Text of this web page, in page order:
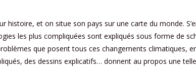
et on situe son pays sur une carte du monde.
les plus compliquées sont expliqués sous forme de
que posent tous ces changements climatiques,
des dessins explicatifs… donnent au propos une